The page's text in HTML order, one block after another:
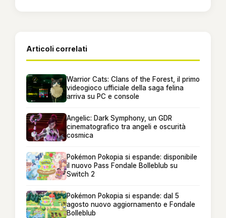
Articoli correlati
Warrior Cats: Clans of the Forest, il primo
videogioco ufficiale della saga felina
arriva su PC e console
Angelic: Dark Symphony, un GDR
cinematografico tra angeli e oscurità
cosmica
Pokémon Pokopia si espande: disponibile
il nuovo Pass Fondale Bolleblub su
Switch 2
Pokémon Pokopia si espande: dal 5
agosto nuovo aggiornamento e Fondale
Bolleblub